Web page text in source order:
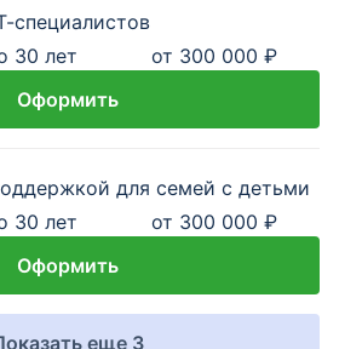
специалистов
30 лет
от 300 000 ₽
Оформить
для семей с детьми
30 лет
от 300 000 ₽
Оформить
еще 3